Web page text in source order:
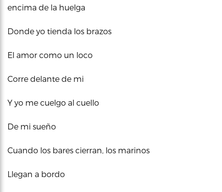
encima de la huelga
Donde yo tienda los brazos
El amor como un loco
Corre delante de mi
Y yo me cuelgo al cuello
De mi sueño
Cuando los bares cierran, los marinos
Llegan a bordo